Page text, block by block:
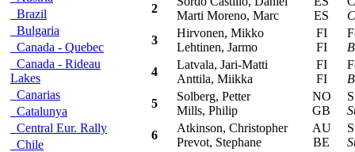
Brazil
Bulgaria
Canada - Quebec
Canada - Rideau
Lakes
Canarias
Catalunya
Central Eur. Rally
Chile
2
Marti Moreno, Marc
ES
3
Hirvonen, Mikko
Lehtinen, Jarmo
FI
FI
4
Latvala, Jari-Matti
Anttila, Miikka
FI
FI
5
Solberg, Petter
Mills, Philip
NO
GB
6
Atkinson, Christopher
Prevot, Stephane
AU
BE